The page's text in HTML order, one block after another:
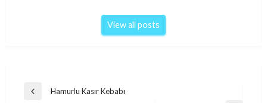
View all posts
Post
Previous
Hamurlu Kasır Kebabı